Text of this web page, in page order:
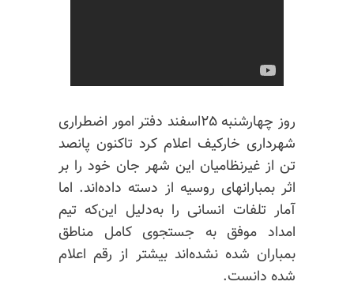
روز چهارشنبه ۲۵اسفند دفتر امور اضطراری
شهرداری خارکیف اعلام کرد تاکنون پانصد
تن از غیرنظامیان این شهر جان خود را بر
اثر بمبارانهای روسیه از دسته داده‌اند. اما
آمار تلفات انسانی را به‌دلیل این‌که تیم
امداد موفق به جستجوی کامل مناطق
بمباران شده نشده‌اند بیشتر از رقم اعلام
شده دانست.